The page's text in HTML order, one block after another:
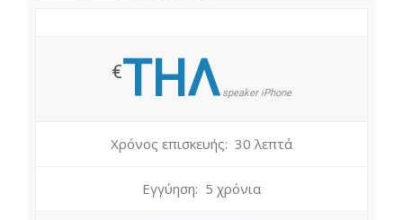
€ΤΗΛspeaker iPhone
Χρόνος επισκευής: 30 λεπτά
Εγγύηση: 5 χρόνια